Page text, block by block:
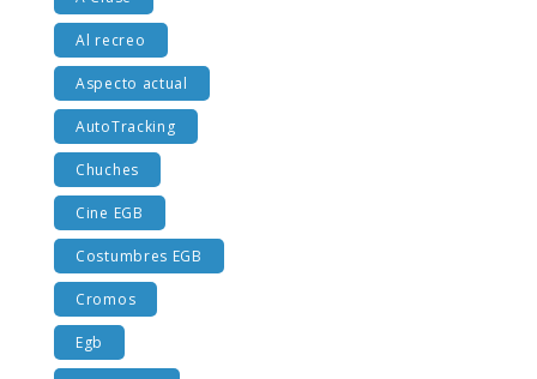
A Clase
Al recreo
Aspecto actual
AutoTracking
Chuches
Cine EGB
Costumbres EGB
Cromos
Egb